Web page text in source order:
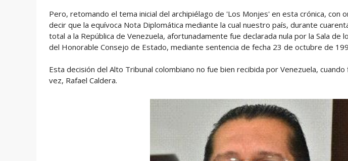
Pero, retomando el tema inicial del archipiélago de 'Los Monjes' en esta crónica, con
decir que la equívoca Nota Diplomática mediante la cual nuestro país, durante
total a la República de Venezuela, afortunadamente fue declarada nula por la Sala de
del Honorable Consejo de Estado, mediante sentencia de fecha 23 de octubre de
Esta decisión del Alto Tribunal colombiano no fue bien recibida por Venezuela,
vez, Rafael Caldera.